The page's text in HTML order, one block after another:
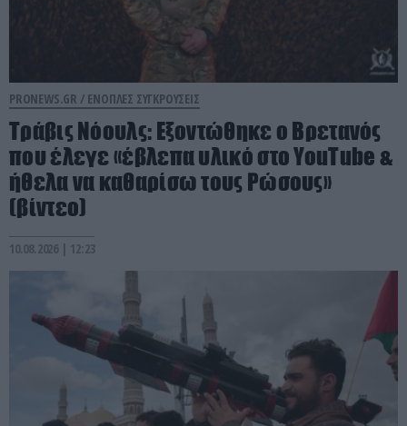
PRONEWS.GR / ΕΝΟΠΛΕΣ ΣΥΓΚΡΟΥΣΕΙΣ
Τράβις Νόουλς: Εξοντώθηκε ο Βρετανός
που έλεγε «έβλεπα υλικό στο YouTube &
ήθελα να καθαρίσω τους Ρώσους»
(βίντεο)
10.08.2026 | 12:23